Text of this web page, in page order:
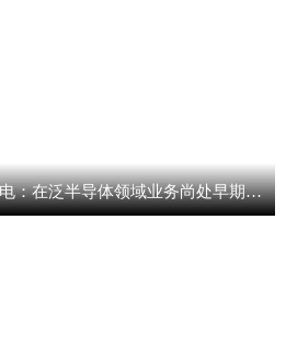
今日热议：3天2板沃格光电：在泛半导体领域业务尚处早期阶段 未形成规模化量产